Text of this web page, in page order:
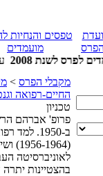
טפסים והנחיות
מועמדים
ועדת
הפרס
לשנת 2008
מקבלי הפרס >
החיים-רפואה
טכניון
ב-1950.
לאוניברסיטה
בהצטיינות יתרה